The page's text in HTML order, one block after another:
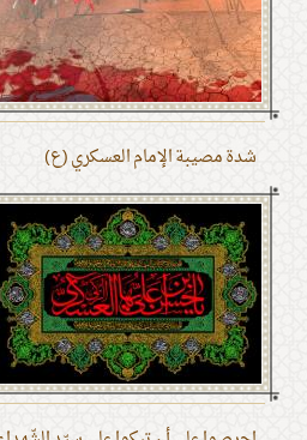
شدة مصيبة الإمام العسكري (ع)